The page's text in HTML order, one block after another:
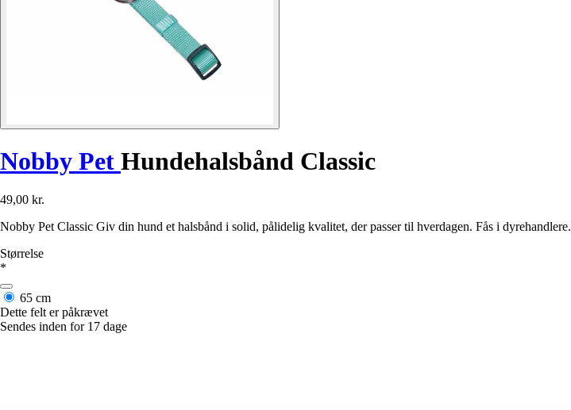
Nobby Pet Hundehalsbånd Classic
49,00 kr.
Nobby Pet Classic Giv din hund et halsbånd i solid, pålidelig kvalitet, der passer til hverdagen. Fås i dyrehandlere.
Størrelse
*
65 cm
Dette felt er påkrævet
Sendes inden for 17 dage